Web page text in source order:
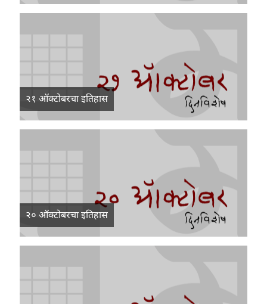
२१ ऑक्टोबरचा इतिहास
२० ऑक्टोबरचा इतिहास